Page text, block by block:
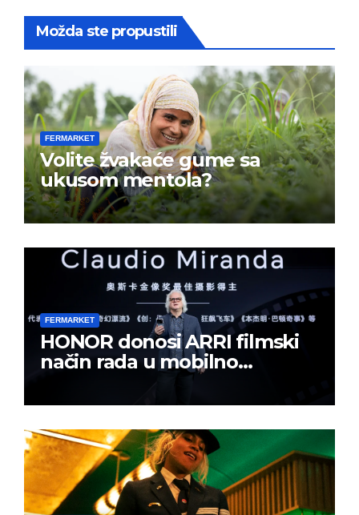
Možda ste propustili
FERMARKET
Volite žvakaće gume sa
ukusom mentola?
FERMARKET
HONOR donosi ARRI filmski
način rada u mobilno
kreiranje sadržaja